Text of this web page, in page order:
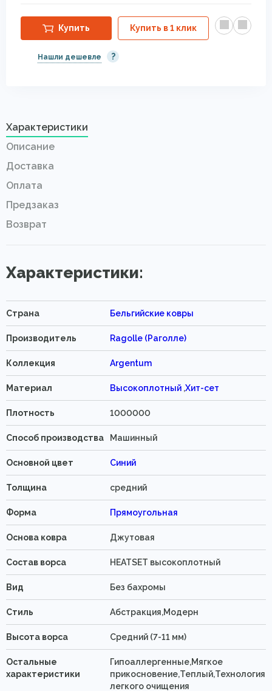
Купить Купить в 1 клик
Нашли дешевле ?
Характеристики
Описание
Доставка
Оплата
Предзаказ
Возврат
Характеристики:
Страна Бельгийские ковры
Производитель Ragolle (Раголле)
Коллекция Argentum
Материал Высокоплотный ,Хит-сет
Плотность 1000000
Способ производства Машинный
Основной цвет Синий
Толщина средний
Форма Прямоугольная
Основа ковра Джутовая
Состав ворса HEATSET высокоплотный
Вид Без бахромы
Стиль Абстракция,Модерн
Высота ворса Средний (7-11 мм)
Остальные
характеристики
Гипоаллергенные,Мягкое
прикосновение,Теплый,Технология
легкого очищения